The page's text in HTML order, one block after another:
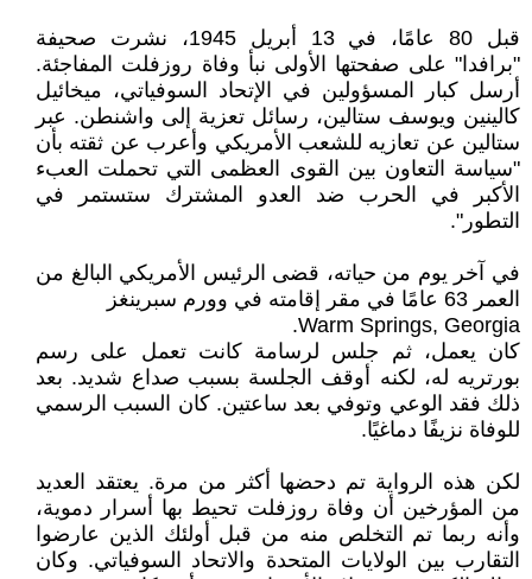
قبل 80 عامًا، في 13 أبريل 1945، نشرت صحيفة
"برافدا" على صفحتها الأولى نبأ وفاة روزفلت المفاجئة.
أرسل كبار المسؤولين في الإتحاد السوفياتي، ميخائيل
كالينين ويوسف ستالين، رسائل تعزية إلى واشنطن. عبر
ستالين عن تعازيه للشعب الأمريكي وأعرب عن ثقته بأن
"سياسة التعاون بين القوى العظمى التي تحملت العبء
الأكبر في الحرب ضد العدو المشترك ستستمر في
التطور".
في آخر يوم من حياته، قضى الرئيس الأمريكي البالغ من
العمر 63 عامًا في مقر إقامته في وورم سبرينغز
Warm Springs, Georgia.
كان يعمل، ثم جلس لرسامة كانت تعمل على رسم
بورتريه له، لكنه أوقف الجلسة بسبب صداع شديد. بعد
ذلك فقد الوعي وتوفي بعد ساعتين. كان السبب الرسمي
للوفاة نزيفًا دماغيًا.
لكن هذه الرواية تم دحضها أكثر من مرة. يعتقد العديد
من المؤرخين أن وفاة روزفلت تحيط بها أسرار دموية،
وأنه ربما تم التخلص منه من قبل أولئك الذين عارضوا
التقارب بين الولايات المتحدة والاتحاد السوفياتي. وكان